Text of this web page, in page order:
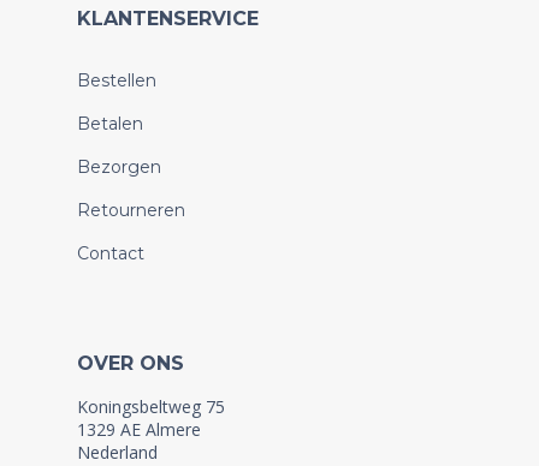
KLANTENSERVICE
Bestellen
Betalen
Bezorgen
Retourneren
Contact
OVER ONS
Koningsbeltweg 75
1329 AE Almere
Nederland